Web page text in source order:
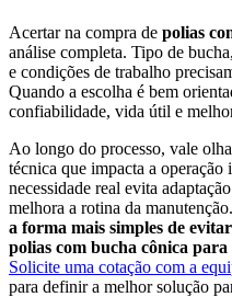
Acertar na compra de polias
análise completa. Tipo de
e condições de trabalho
Quando a escolha é bem
confiabilidade, vida útil e
Ao longo do processo, vale
técnica que impacta a
necessidade real evita
melhora a rotina da manutenção.
a forma mais simples de
polias com bucha cônica
Solicite uma cotação com a
para definir a melhor solução